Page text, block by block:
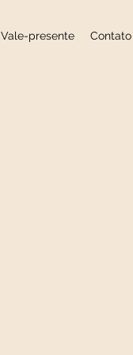
Vale-presente Contato